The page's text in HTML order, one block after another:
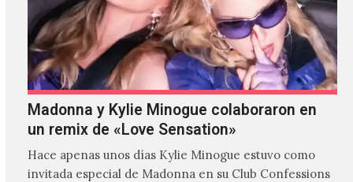
Madonna y Kylie Minogue colaboraron en
un remix de «Love Sensation»
Hace apenas unos días Kylie Minogue estuvo como
invitada especial de Madonna en su Club Confessions